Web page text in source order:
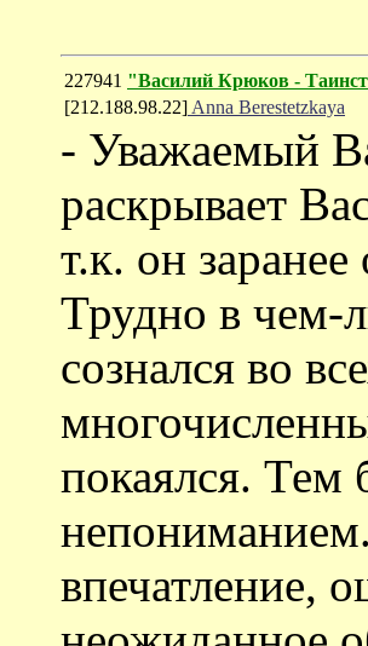
227941 "Василий Крюков -
[212.188.98.22] Anna Berestetzkaya
- Уважаемый
раскрывает
т.к. он
Трудно в чем-
сознался во
покаялся. Тем
впечатление,